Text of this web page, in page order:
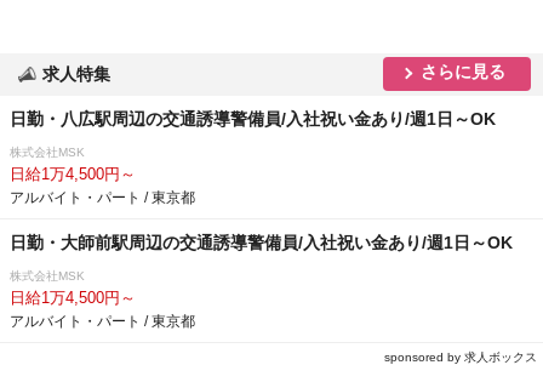
求人特集 さらに見る
日勤・八広駅周辺の交通誘導警備員/入社祝い金あり/週1日～OK
株式会社MSK
日給1万4,500円～
アルバイト・パート / 東京都
日勤・大師前駅周辺の交通誘導警備員/入社祝い金あり/週1日～OK
株式会社MSK
日給1万4,500円～
アルバイト・パート / 東京都
sponsored by 求人ボックス